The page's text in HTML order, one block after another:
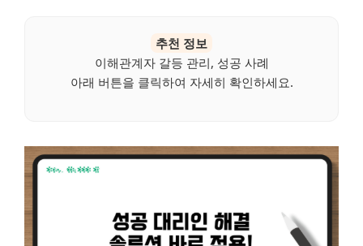
추천 정보
이해관계자 갈등 관리, 성공 사례
아래 버튼을 클릭하여 자세히 확인하세요.